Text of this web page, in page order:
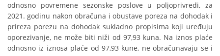
odnosno povremene sezonske poslove u poljoprivredi, za
2021. godinu nakon obračuna i obustave poreza na dohodak i
prireza porezu na dohodak sukladno propisima koji uređuju
oporezivanje, ne može biti niži od 97,93 kuna. Na iznos plaće
odnosno iz iznosa plaće od 97,93 kune, ne obračunavaju se i